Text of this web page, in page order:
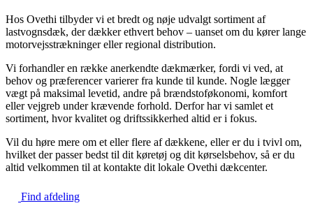
Hos Ovethi tilbyder vi et bredt og nøje udvalgt sortiment af
lastvognsdæk, der dækker ethvert behov – uanset om du kører lange
motorvejsstrækninger eller regional distribution.
Vi forhandler en række anerkendte dækmærker, fordi vi ved, at
behov og præferencer varierer fra kunde til kunde. Nogle lægger
vægt på maksimal levetid, andre på brændstoføkonomi, komfort
eller vejgreb under krævende forhold. Derfor har vi samlet et
sortiment, hvor kvalitet og driftssikkerhed altid er i fokus.
Vil du høre mere om et eller flere af dækkene, eller er du i tvivl om,
hvilket der passer bedst til dit køretøj og dit kørselsbehov, så er du
altid velkommen til at kontakte dit lokale Ovethi dækcenter.
Find afdeling